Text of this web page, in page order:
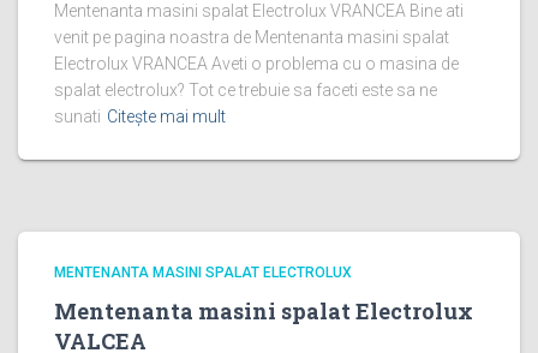
Mentenanta masini spalat Electrolux VRANCEA Bine ati
venit pe pagina noastra de Mentenanta masini spalat
Electrolux VRANCEA Aveti o problema cu o masina de
spalat electrolux? Tot ce trebuie sa faceti este sa ne
sunati Citește mai mult
MENTENANTA MASINI SPALAT ELECTROLUX
Mentenanta masini spalat Electrolux
VALCEA